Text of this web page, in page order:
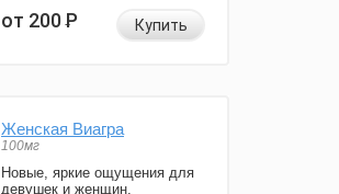
от 200Р Купить
Женская Виагра
100мг
Новые, яркие ощущения для
девушек и женщин.